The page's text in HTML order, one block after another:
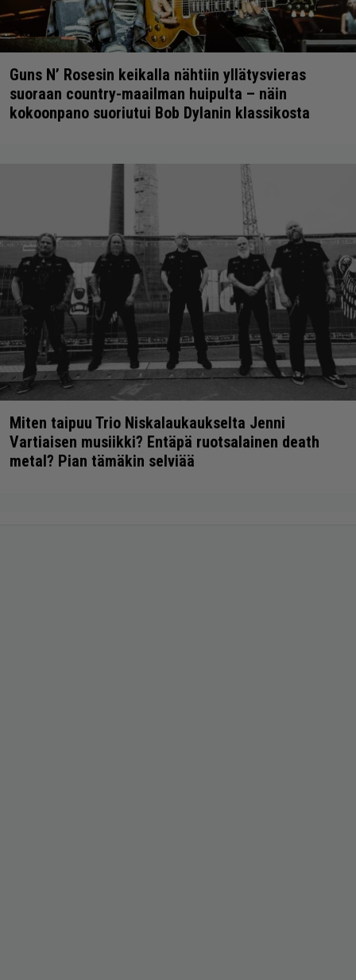
Guns N’ Rosesin keikalla nähtiin yllätysvieras
suoraan country-maailman huipulta – näin
kokoonpano suoriutui Bob Dylanin klassikosta
Miten taipuu Trio Niskalaukaukselta Jenni
Vartiaisen musiikki? Entäpä ruotsalainen death
metal? Pian tämäkin selviää